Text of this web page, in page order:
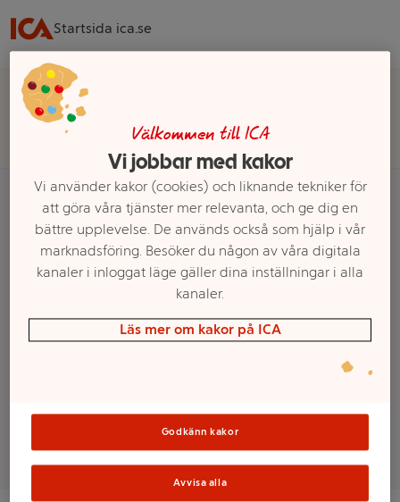
Startsida ica.se
Välj butik för rätt sortiment, pris och leveransalternativ
Välj butik
Startsida Fritid Böcker & Tidningar Tidningar Mat & Dryck
Ett exempel på onlinesortiment visas.
Mat & Dryck
Välkommen till ICA
Vi jobbar med kakor
Vi använder kakor (cookies) och liknande tekniker för
att göra våra tjänster mer relevanta, och ge dig en
bättre upplevelse. De används också som hjälp i vår
marknadsföring. Besöker du någon av våra digitala
kanaler i inloggat läge gäller dina inställningar i alla
kanaler.
Läs mer om kakor på ICA
Godkänn kakor
Avvisa alla